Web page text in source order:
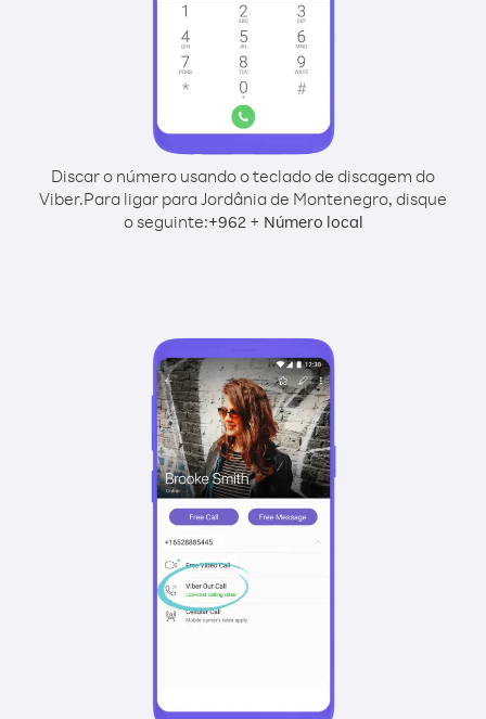
Discar o número usando o teclado de discagem do
Viber.Para ligar para Jordânia de Montenegro, disque
o seguinte:+962+ Número local